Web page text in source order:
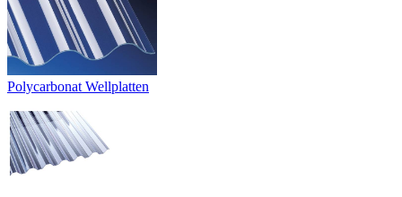
Polycarbonat Wellplatten